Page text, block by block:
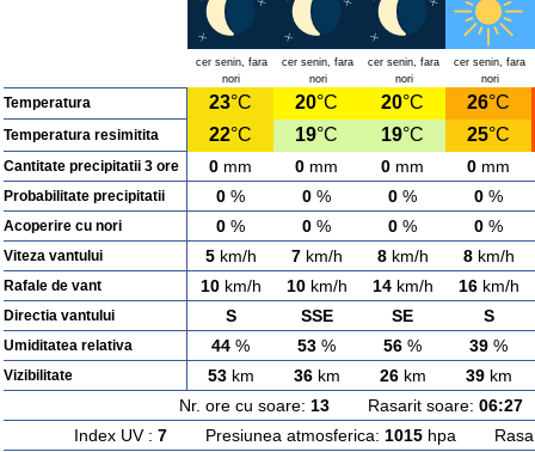
cer senin, fara
nori
cer senin, fara
nori
cer senin, fara
nori
cer senin, fara
nori
Temperatura 23°C 20°C 20°C 26°C
Temperatura resimitita 22°C 19°C 19°C 25°C
Cantitate precipitatii 3 ore 0 mm 0 mm 0 mm 0 mm
Probabilitate precipitatii 0 % 0 % 0 % 0 %
Acoperire cu nori 0 % 0 % 0 % 0 %
Viteza vantului 5km/h 7km/h 8km/h 8km/h
Rafale de vant 10km/h 10km/h 14km/h 16km/h
Directia vantului S SSE SE S
Umiditatea relativa 44 % 53 % 56 % 39 %
Vizibilitate 53km 36km 26km 39km
Nr. ore cu soare: 13Rasarit soare: 06:27
Index UV : 7Presiunea atmosferica: 1015hpa